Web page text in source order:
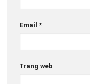
Email *
Trang web